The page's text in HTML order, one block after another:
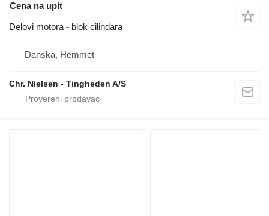
Cena na upit
Delovi motora - blok cilindara
Danska, Hemmet
Chr. Nielsen - Tingheden A/S